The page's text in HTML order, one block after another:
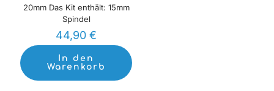
20mm Das Kit enthält: 15mm
Spindel
44,90€
In den
Warenkorb